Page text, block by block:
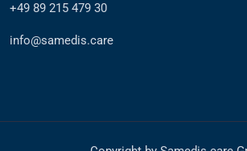
+49 89 215 479 30
info@samedis.care